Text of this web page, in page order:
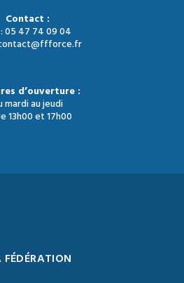
Contact :
05 47 74 09 04
d’ouverture :
mardi au jeudi
13h00 et 17h00
FÉDÉRATION